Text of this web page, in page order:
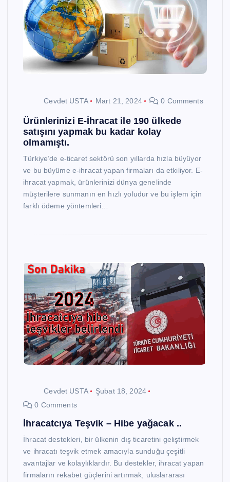
Cevdet USTA Mart 21, 2024 0 Comments
Ürünlerinizi E-İhracat ile 190 ülkede
satışını yapmak bu kadar kolay
olmamıştı.
Türkiye’de e-ticaret sektörü son yıllarda hızla büyüyor
ve bu büyüme e-ihracat yapan firmaları da etkiliyor. E-
ihracat yapmak, ürünlerinizi dünya genelinde
müşterilere sunmanın en hızlı yoludur ve bu işlem için
farklı ödeme yöntemleri…
Cevdet USTA
Şubat 18, 2024
0 Comments
İhracatcıya Teşvik – Hibe yağacak ..
İhracat destekleri, bir ülkenin dış ticaretini geliştirmek
ve ihracatı teşvik etmek amacıyla sunduğu çeşitli
avantajlar ve kolaylıklardır. Bu destekler, ihracat yapan
firmaların rekabet güçlerini artırmak, uluslararası